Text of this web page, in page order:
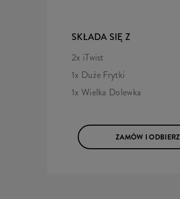
SKŁADA SIĘ Z
2x iTwist
1x Duże Frytki
1x Wielka Dolewka
ZAMÓW I ODBIERZ